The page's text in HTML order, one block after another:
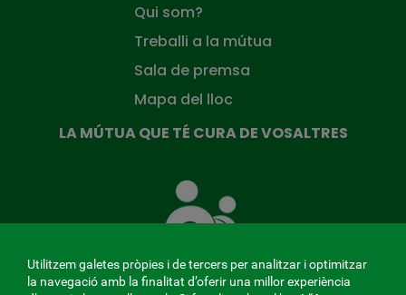
Qui som?
Treballi a la mútua
Sala de premsa
Mapa del lloc
LA MÚTUA QUE TÉ CURA DE VOSALTRES
Mútua
que
de
Utilitzem galetes pròpies i de tercers per analitzar i optimitzar
la navegació amb la finalitat d’oferir una millor experiència